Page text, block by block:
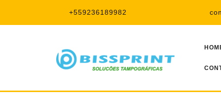
o
+559236189982